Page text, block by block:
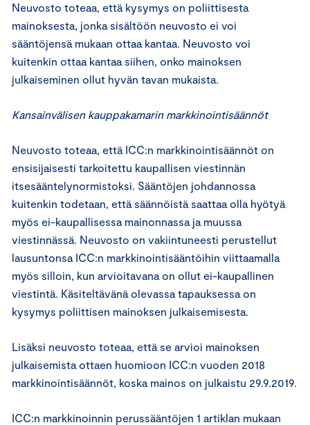
Neuvosto toteaa, että kysymys on poliittisesta
mainoksesta, jonka sisältöön neuvosto ei voi
sääntöjensä mukaan ottaa kantaa. Neuvosto voi
kuitenkin ottaa kantaa siihen, onko mainoksen
julkaiseminen ollut hyvän tavan mukaista.
Kansainvälisen kauppakamarin markkinointisäännöt
Neuvosto toteaa, että ICC:n markkinointisäännöt on
ensisijaisesti tarkoitettu kaupallisen viestinnän
itsesääntelynormistoksi. Sääntöjen johdannossa
kuitenkin todetaan, että säännöistä saattaa olla hyötyä
myös ei-kaupallisessa mainonnassa ja muussa
viestinnässä. Neuvosto on vakiintuneesti perustellut
lausuntonsa ICC:n markkinointisääntöihin viittaamalla
myös silloin, kun arvioitavana on ollut ei-kaupallinen
viestintä. Käsiteltävänä olevassa tapauksessa on
kysymys poliittisen mainoksen julkaisemisesta.
Lisäksi neuvosto toteaa, että se arvioi mainoksen
julkaisemista ottaen huomioon ICC:n vuoden 2018
markkinointisäännöt, koska mainos on julkaistu 29.9.2019.
ICC:n markkinoinnin perussääntöjen 1 artiklan mukaan